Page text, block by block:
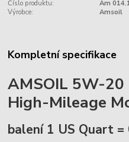
Číslo produktu:
Am
Výrobce:
Amsoil
Kompletní specifikace
AMSOIL 5W-
High-Mileage
balení 1 US Quart